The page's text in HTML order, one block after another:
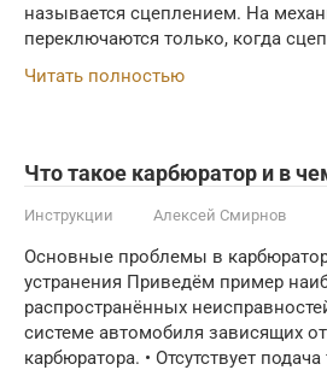
называется сцеплением. На
переключаются только, когда
Читать полностью
Что такое карбюратор и в
Инструкции Алексей Смирнов
Основные проблемы в
устранения Приведём пример
распространённых
системе автомобиля зависящих
карбюратора. • Отсутствует